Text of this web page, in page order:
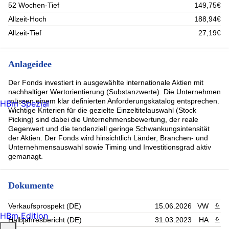
52 Wochen-Tief
149,75€
Allzeit-Hoch
188,94€
Allzeit-Tief
27,19€
Anlageidee
Der Fonds investiert in ausgewählte internationale Aktien mit
nachhaltiger Wertorientierung (Substanzwerte). Die Unternehmen
müssen einem klar definierten Anforderungskatalog entsprechen.
Wichtige Kriterien für die gezielte Einzeltitelauswahl (Stock
Picking) sind dabei die Unternehmensbewertung, der reale
Gegenwert und die tendenziell geringe Schwankungsintensität
der Aktien. Der Fonds wird hinsichtlich Länder, Branchen- und
Unternehmensauswahl sowie Timing und Investitionsgrad aktiv
gemanagt.
Dokumente
Verkaufsprospekt (DE) 15.06.2026 VW
Halbjahresbericht (DE)
31.03.2023 HA
HBm Spezial
HBm Edition